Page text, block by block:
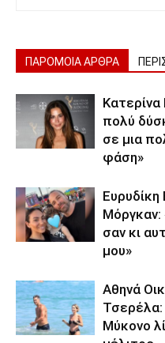
ΠΑΡΟΜΟΙΑ ΑΡΘΡΑ
πολύ
σε μια
φάση»
Ευρυδίκη
Μόργκαν:
σαν κι
μου»
Αθηνά
Τσερέλα:
Μύκονο